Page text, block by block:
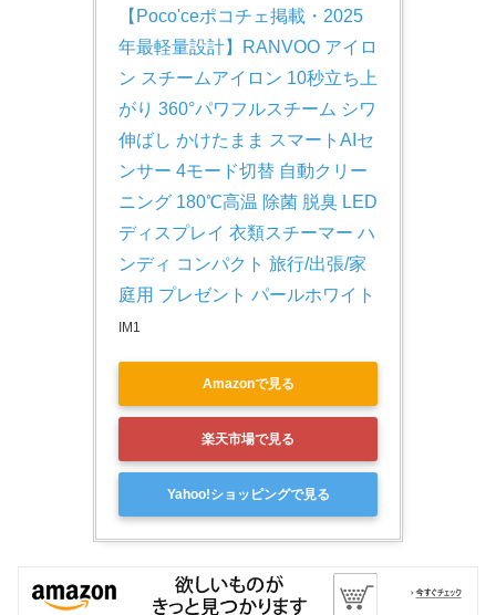
【Poco'ceポコチェ掲載・2025
年最軽量設計】RANVOO アイロ
ン スチームアイロン 10秒立ち上
がり 360°パワフルスチーム シワ
伸ばし かけたまま スマートAIセ
ンサー 4モード切替 自動クリー
ニング 180℃高温 除菌 脱臭 LED
ディスプレイ 衣類スチーマー ハ
ンディ コンパクト 旅行/出張/家
庭用 プレゼント パールホワイト
IM1
Amazonで見る
楽天市場で見る
Yahoo!ショッピングで見る